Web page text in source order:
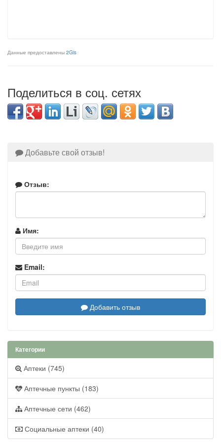
Данные предоставлены 2Gis
Поделиться в соц. сетях
Добавьте свой отзыв!
Отзыв:
Имя:
Email:
Добавить отзыв
Категории
Аптеки (745)
Аптечные пункты (183)
Аптечные сети (462)
Социальные аптеки (40)